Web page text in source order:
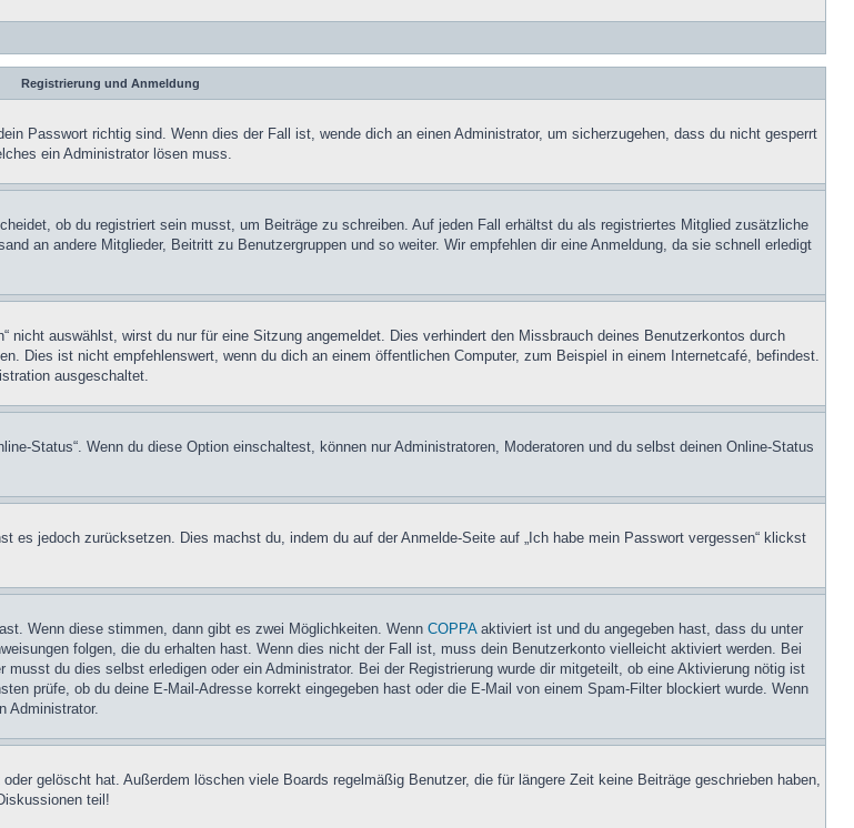
Registrierung und Anmeldung
Passwort richtig sind. Wenn dies der Fall ist, wende dich an einen Administrator, um sicherzugehen, dass du nicht gesperrt
ein Administrator lösen muss.
ob du registriert sein musst, um Beiträge zu schreiben. Auf jeden Fall erhältst du als registriertes Mitglied zusätzliche
an andere Mitglieder, Beitritt zu Benutzergruppen und so weiter. Wir empfehlen dir eine Anmeldung, da sie schnell erledigt
auswählst, wirst du nur für eine Sitzung angemeldet. Dies verhindert den Missbrauch deines Benutzerkontos durch
Dies ist nicht empfehlenswert, wenn du dich an einem öffentlichen Computer, zum Beispiel in einem Internetcafé, befindest.
ausgeschaltet.
Status“. Wenn du diese Option einschaltest, können nur Administratoren, Moderatoren und du selbst deinen Online-Status
jedoch zurücksetzen. Dies machst du, indem du auf der Anmelde-Seite auf „Ich habe mein Passwort vergessen“ klickst
Wenn diese stimmen, dann gibt es zwei Möglichkeiten. Wenn COPPAaktiviert ist und du angegeben hast, dass du unter
folgen, die du erhalten hast. Wenn dies nicht der Fall ist, muss dein Benutzerkonto vielleicht aktiviert werden. Bei
du dies selbst erledigen oder ein Administrator. Bei der Registrierung wurde dir mitgeteilt, ob eine Aktivierung nötig ist
prüfe, ob du deine E-Mail-Adresse korrekt eingegeben hast oder die E-Mail von einem Spam-Filter blockiert wurde. Wenn
Administrator.
gelöscht hat. Außerdem löschen viele Boards regelmäßig Benutzer, die für längere Zeit keine Beiträge geschrieben haben,
teil!